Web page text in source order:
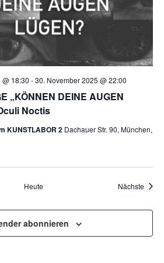
„KÖNNEN DEINE AUGEN
Noctis
18:30 -30. November 2025 @ 22:00
KUNSTLABOR 2 Dachauer Str. 90, München,
Heute Nächste
abonnieren